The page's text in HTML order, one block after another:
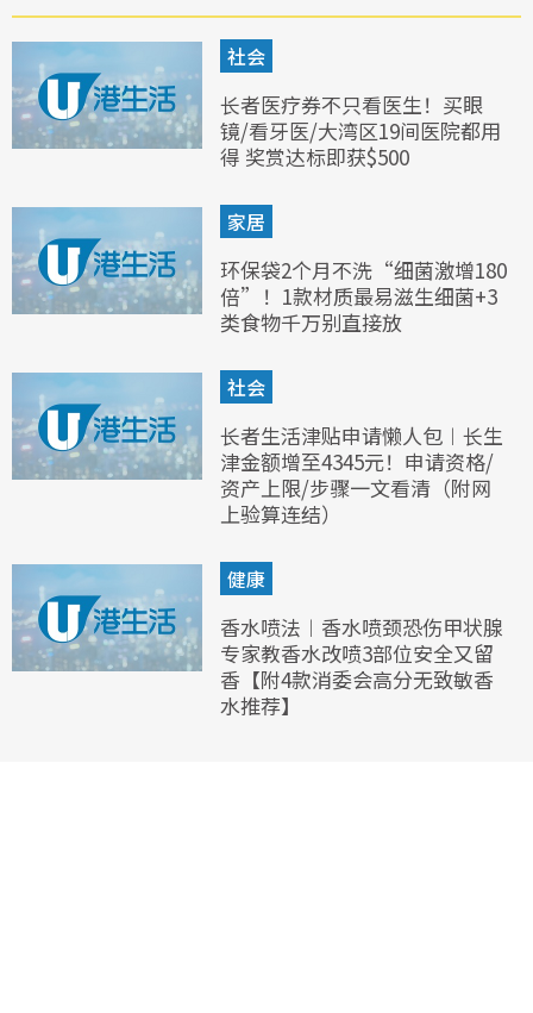
社会
长者医疗券不只看医生！买眼
镜/看牙医/大湾区19间医院都用
得 奖赏达标即获$500
家居
环保袋2个月不洗“细菌激增180
倍”！1款材质最易滋生细菌+3
类食物千万别直接放
社会
长者生活津贴申请懒人包︱长生
津金额增至4345元！申请资格/
资产上限/步骤一文看清（附网
上验算连结）
健康
香水喷法︱香水喷颈恐伤甲状腺
专家教香水改喷3部位安全又留
香【附4款消委会高分无致敏香
水推荐】